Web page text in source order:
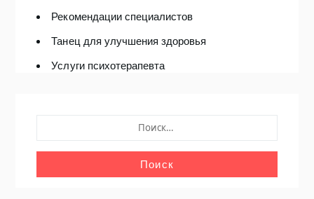
Рекомендации специалистов
Танец для улучшения здоровья
Услуги психотерапевта